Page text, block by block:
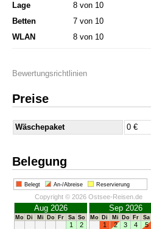
Lage
8 von 10
Betten
7 von 10
WLAN
8 von 10
Bewertungsrichtlinien
Preise
Wäschepaket 0 €
Belegung
Belegt An-/Abreise Reservierung
Copyright © 2026 Ostsee-Reisen.de
Aug 2026
Mo Di Mi Do Fr Sa So
1
2
Sep 2026
Mo Di Mi Do Fr Sa
1 2 3 4 5